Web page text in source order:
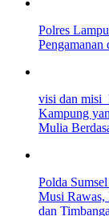
Polres
Pengamanan
visi dan misi
Kampung
Mulia
Polda
Musi Rawas,
dan